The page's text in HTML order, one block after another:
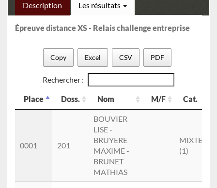
Description Les résultats
Épreuve distance XS - Relais challenge entreprise
Copy Excel CSV PDF
Rechercher :
Place Doss. Nom M/F
Cat.
Nom
0001 201
BOUVIER
LISE -
BRUYERE
MAXIME -
BRUNET
MATHIAS
MIXTE
(1)